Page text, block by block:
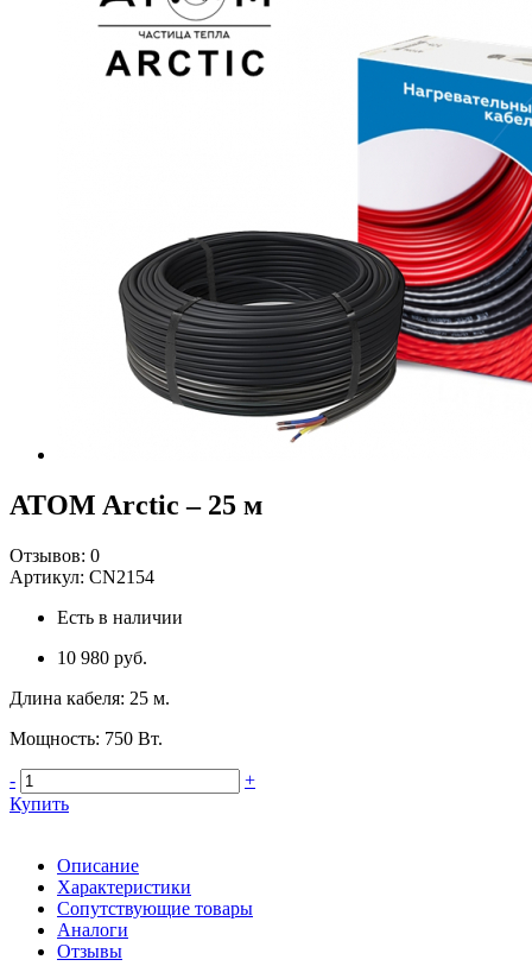
ATOM Arctic – 25 м
Отзывов: 0
Артикул: CN2154
Есть в наличии
10 980 руб.
Длина кабеля: 25 м.
Мощность: 750 Вт.
-
+
Купить
Описание
Характеристики
Сопутствующие товары
Аналоги
Отзывы